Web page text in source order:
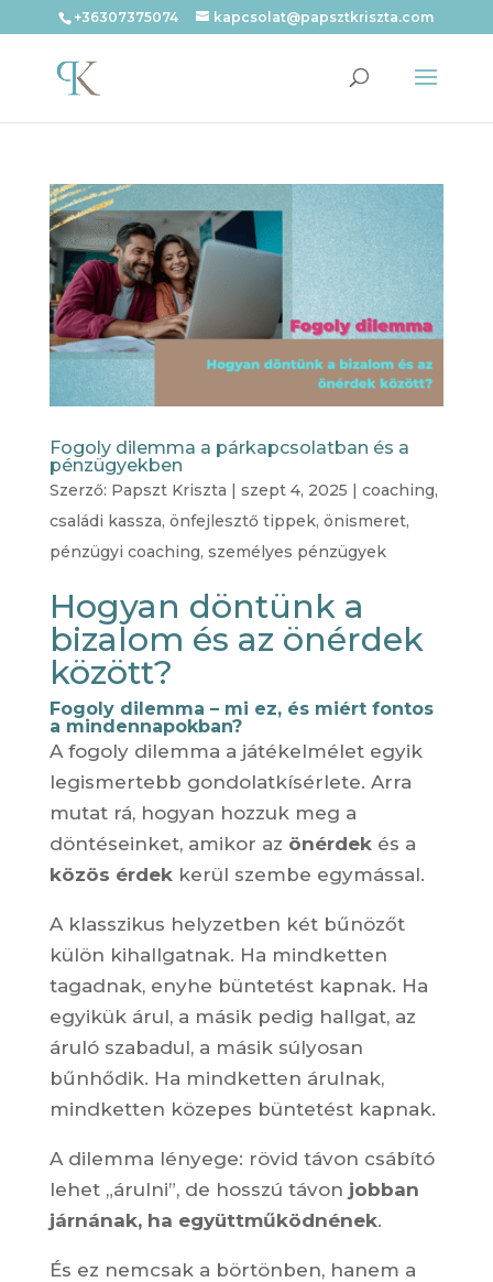
+36307375074 kapcsolat@papsztkriszta.com
Fogoly dilemma a párkapcsolatban és a
pénzügyekben
Szerző: Papszt Kriszta | szept 4, 2025 | coaching,
családi kassza, önfejlesztő tippek, önismeret,
pénzügyi coaching, személyes pénzügyek
Hogyan döntünk a
bizalom és az önérdek
között?
Fogoly dilemma – mi ez, és miért fontos
a mindennapokban?
A fogoly dilemma a játékelmélet egyik
legismertebb gondolatkísérlete. Arra
mutat rá, hogyan hozzuk meg a
döntéseinket, amikor az önérdekés a
közös érdekkerül szembe egymással.
A klasszikus helyzetben két bűnözőt
külön kihallgatnak. Ha mindketten
tagadnak, enyhe büntetést kapnak. Ha
egyikük árul, a másik pedig hallgat, az
áruló szabadul, a másik súlyosan
bűnhődik. Ha mindketten árulnak,
mindketten közepes büntetést kapnak.
A dilemma lényege: rövid távon csábító
lehet „árulni”, de hosszú távon jobban
járnának, ha együttműködnének.
És ez nemcsak a börtönben, hanem a